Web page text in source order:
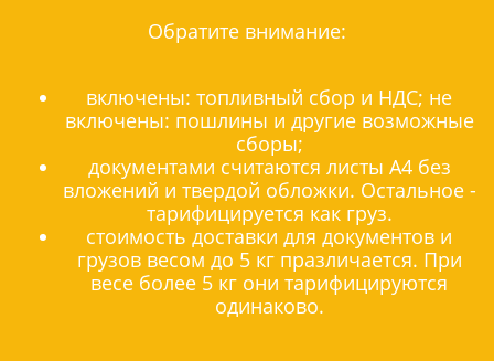
Обратите внимание:
включены: топливный сбор и НДС; не
включены: пошлины и другие возможные
сборы;
документами считаются листы А4 без
вложений и твердой обложки. Остальное -
тарифицируется как груз.
стоимость доставки для документов и
грузов весом до 5 кг празличается. При
весе более 5 кг они тарифицируются
одинаково.